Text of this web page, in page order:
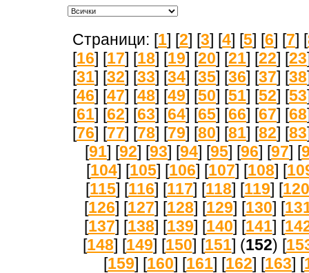
Страници: [1] [2] [3] [4] [5] [6] [7] [
[16] [17] [18] [19] [20] [21] [22] [23
[31] [32] [33] [34] [35] [36] [37] [38
[46] [47] [48] [49] [50] [51] [52] [53
[61] [62] [63] [64] [65] [66] [67] [68
[76] [77] [78] [79] [80] [81] [82] [83
[91] [92] [93] [94] [95] [96] [97] [
[104] [105] [106] [107] [108] [
[115] [116] [117] [118] [119] [120
[126] [127] [128] [129] [130] [
[137] [138] [139] [140] [141] [
[148] [149] [150] [151] (152) [
[159] [160] [161] [162] [163] [